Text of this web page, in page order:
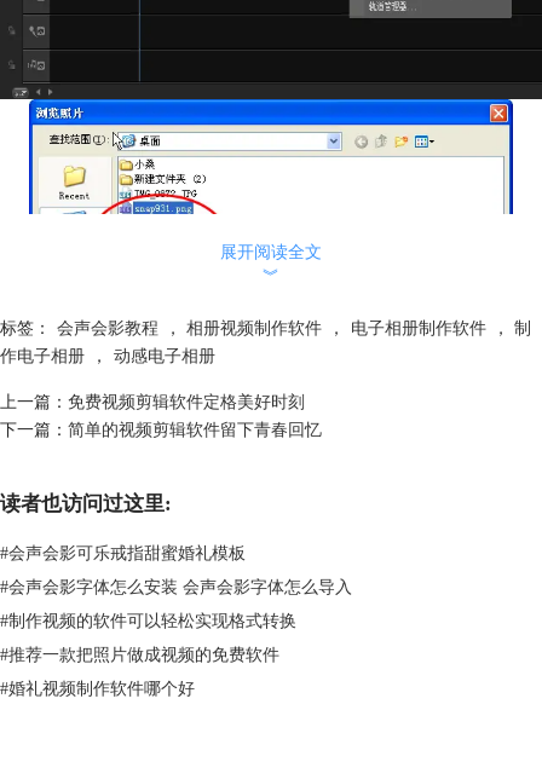
用户还可以添加美丽的转场，或者在其中添加字幕，标注等等，样式新
颖，这些都是传统相册难以实现的！也是很多视频制作软件中没有的！
展开阅读全文
︾
标签： 会声会影教程 ， 相册视频制作软件 ， 电子相册制作软件 ，
制
作电子相册
， 动感电子相册
上一篇： 免费视频剪辑软件定格美好时刻
下一篇： 简单的视频剪辑软件留下青春回忆
读者也访问过这里:
#会声会影可乐戒指甜蜜婚礼模板
#会声会影字体怎么安装 会声会影字体怎么导入
#制作视频的软件可以轻松实现格式转换
#推荐一款把照片做成视频的免费软件
#婚礼视频制作软件哪个好